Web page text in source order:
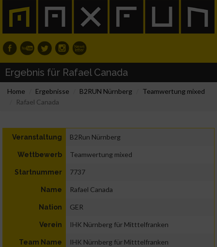
Ergebnis für Rafael Canada
Home Ergebnisse B2RUN Nürnberg
Teamwertung mixed
Rafael Canada
Veranstaltung B2Run Nürnberg
Wettbewerb Teamwertung mixed
Startnummer 7737
Name Rafael Canada
Nation GER
Verein IHK Nürnberg für Mitttelfranken
Team Name IHK Nürnberg für Mitttelfranken